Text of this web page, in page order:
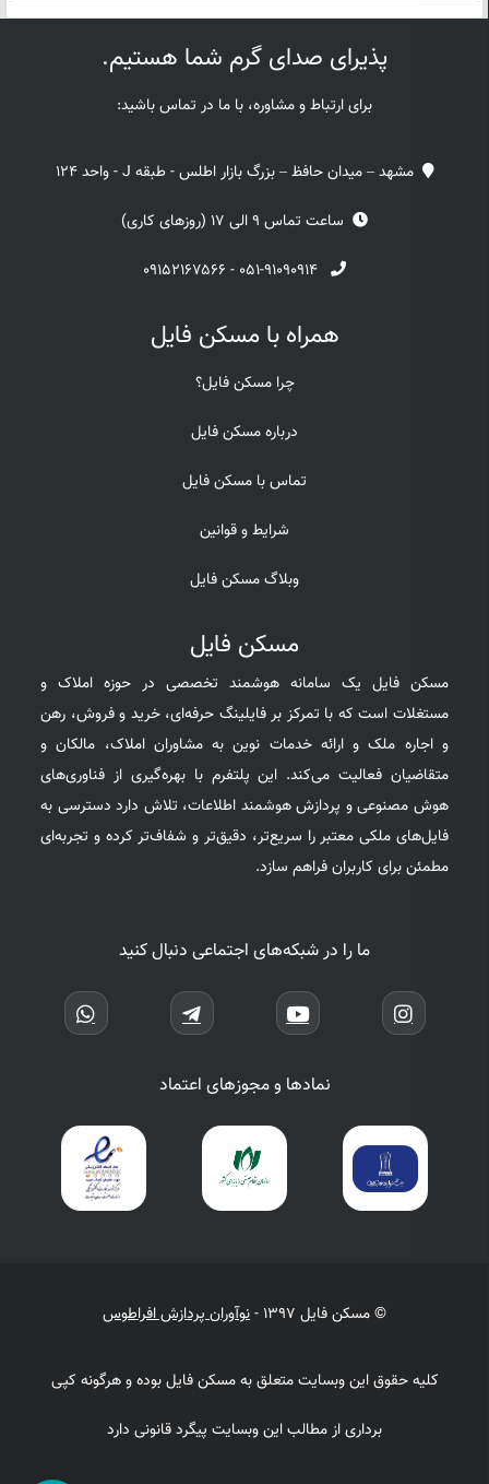
پذیرای صدای گرم شما هستیم.
برای ارتباط و مشاوره، با ما در تماس باشید:
مشهد – میدان حافظ – بزرگ بازار اطلس - طبقه J - واحد 124
ساعت تماس 9 الی 17 (روزهای کاری)
۰۵۱-۹۱۰۹۰۹۱۴ - ۰۹۱۵۲۱۶۷۵۶۶
همراه با مسکن فایل
چرا مسکن فایل؟
درباره مسکن فایل
تماس با مسکن فایل
شرایط و قوانین
وبلاگ مسکن فایل
مسکن فایل
مسکن فایل یک سامانه هوشمند تخصصی در حوزه املاک و
مستغلات است که با تمرکز بر فایلینگ حرفه‌ای، خرید و فروش، رهن
و اجاره ملک و ارائه خدمات نوین به مشاوران املاک، مالکان و
متقاضیان فعالیت می‌کند. این پلتفرم با بهره‌گیری از فناوری‌های
هوش مصنوعی و پردازش هوشمند اطلاعات، تلاش دارد دسترسی به
فایل‌های ملکی معتبر را سریع‌تر، دقیق‌تر و شفاف‌تر کرده و تجربه‌ای
مطمئن برای کاربران فراهم سازد.
ما را در شبکه‌های اجتماعی دنبال کنید
نمادها و مجوزهای اعتماد
© مسکن فایل 1397 - نوآوران پردازش افراطوس
کلیه حقوق این وبسایت متعلق به مسکن فایل بوده و هرگونه کپی
برداری از مطالب این وبسایت پیگرد قانونی دارد